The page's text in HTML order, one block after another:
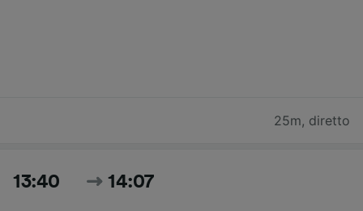
25m, diretto
13:40 14:07